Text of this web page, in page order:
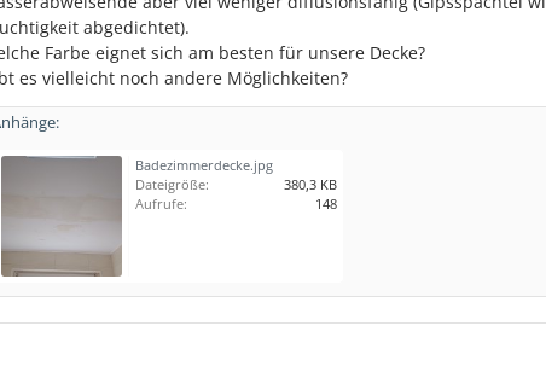
abgedichtet).
Farbe eignet sich am besten für unsere Decke?
es vielleicht noch andere Möglichkeiten?
Badezimmerdecke.jpg
Dateigröße:
380,3 KB
Aufrufe:
148